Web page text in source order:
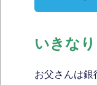
いきな
お父さんは銀